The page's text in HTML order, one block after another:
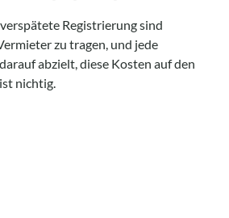
Registrierung sind
zu tragen, und jede
abzielt, diese Kosten auf den
nichtig.